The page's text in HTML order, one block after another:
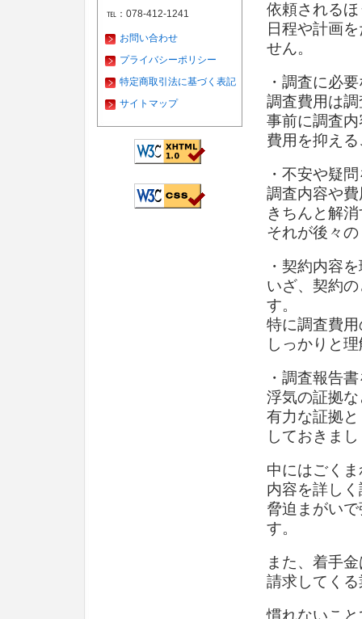
依頼される
日程や計画
せん。
・調査に必
調査費用は
事前に調査
費用を抑え
・不安や疑
調査内容や
きちんと解
それが後々
・契約内容
いざ、契約
す。
特に調査費
しっかりと
・調査報告
浮気の証拠
有力な証拠
しておきま
中にはごく
内容を詳し
脅迫まがい
す。
また、着手
請求してく
慣れないこ
℡：078-412-1241
お問い合わせ
プライバシーポリシー
特定商取引法に基づく表記
サイトマップ